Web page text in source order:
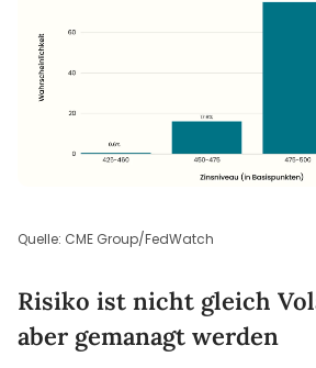
Quelle: CME Group/FedWatch
Risiko ist nicht gleich
aber gemanagt werden